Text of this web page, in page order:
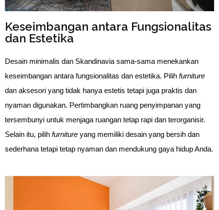
Keseimbangan antara Fungsionalitas
dan Estetika
Desain minimalis dan Skandinavia sama-sama menekankan
keseimbangan antara fungsionalitas dan estetika. Pilih furniture
dan aksesori yang tidak hanya estetis tetapi juga praktis dan
nyaman digunakan. Pertimbangkan ruang penyimpanan yang
tersembunyi untuk menjaga ruangan tetap rapi dan terorganisir.
Selain itu, pilih furniture yang memiliki desain yang bersih dan
sederhana tetapi tetap nyaman dan mendukung gaya hidup Anda.